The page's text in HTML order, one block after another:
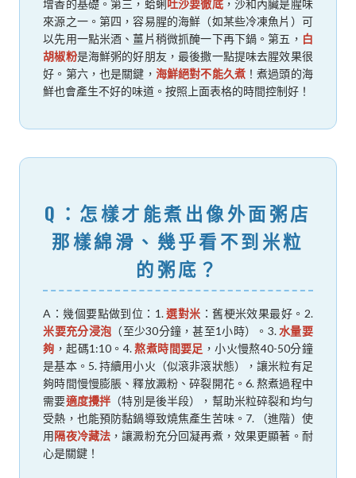
增香的基礎。第三，蛤蜊 吐沙要徹底，沙和內臟是腥味
來源之一。第四，容易腥的海鮮（如某些冷凍魚片）可
以先用一點米酒、薑片稍微抓醃一下再下鍋。第五， 白
胡椒粉是海鮮粥的好朋友，最後撒一點提味去腥效果很
好。第六，也是關鍵， 海鮮絕對不能久煮！煮過頭的海
鮮也會產生不好的味道。按照上面表格的時間控制好！
Q：怎樣才能煮出像外面粥店
那樣綿滑、幾乎看不到米粒
的粥底？
A：幾個要點做到位：1.選對米 ：舊梗米效果最好。2.
米要充分浸泡 （至少30分鐘，甚至1小時）。3. 水量要
夠 ，起碼1:10。4.熬煮時間要足 ，小火慢熬40-50分鐘
是基本。5. 持續用小火（似滾非滾狀態），讓米粒有足
夠時間慢慢膨脹、釋放澱粉、碎裂開花。6. 熬煮過程中
需要適度攪拌 （特別是後半段），幫助米粒碎裂和均勻
受熱，也能預防黏鍋導致燒焦產生苦味。7. （進階）使
用隔夜冷藏法 ，讓澱粉充分回凝再煮，效果更顯著。耐
心是關鍵！